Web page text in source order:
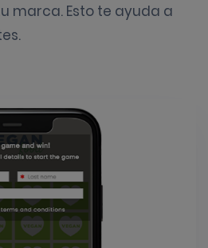
marca. Esto te ayuda a